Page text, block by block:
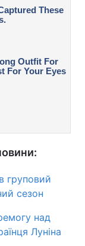
груповий
сезон
над
Луніна